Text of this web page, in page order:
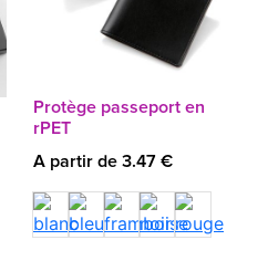
Protège passeport en
rPET
A partir de 3.47 €